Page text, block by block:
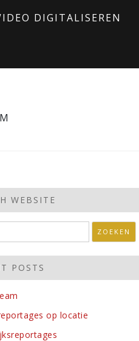
DIGITALISEREN
WEBSITE
POSTS
op locatie